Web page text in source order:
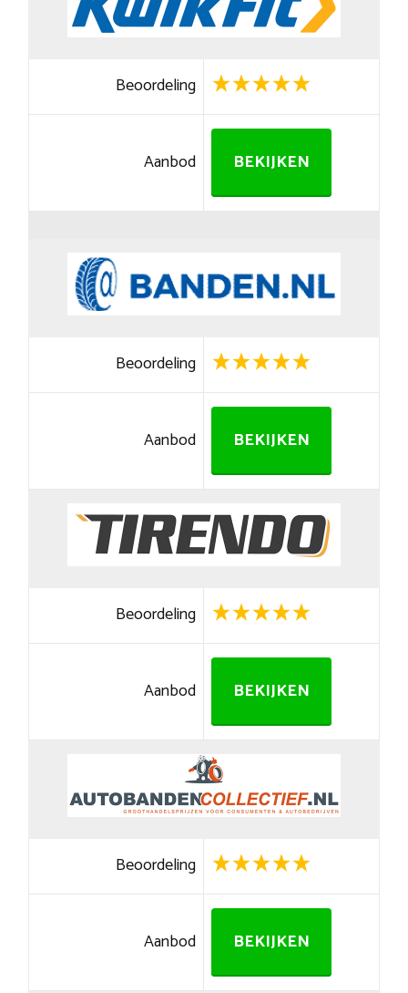
Beoordeling
Aanbod BEKIJKEN
Beoordeling
Aanbod BEKIJKEN
Beoordeling
Aanbod BEKIJKEN
Beoordeling
Aanbod BEKIJKEN